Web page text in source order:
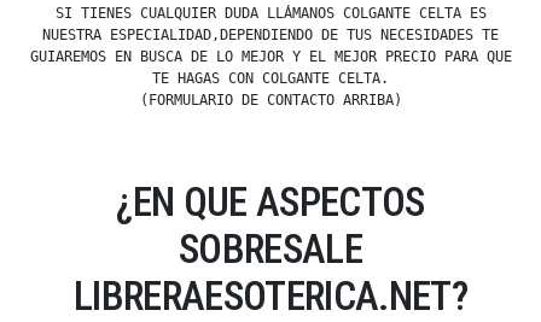
SI TIENES CUALQUIER DUDA LLÁMANOS COLGANTE CELTA ES
NUESTRA ESPECIALIDAD,DEPENDIENDO DE TUS NECESIDADES TE
GUIAREMOS EN BUSCA DE LO MEJOR Y EL MEJOR PRECIO PARA QUE
TE HAGAS CON COLGANTE CELTA.
(FORMULARIO DE CONTACTO ARRIBA)
¿EN QUE ASPECTOS
SOBRESALE
LIBRERAESOTERICA.NET?